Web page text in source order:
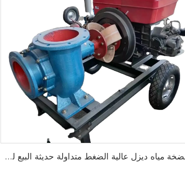
مضخة مياه ديزل عالية الضغط متداولة حديثة البيع لري الزراعة